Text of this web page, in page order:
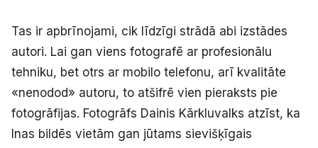
Tas ir apbrīnojami, cik līdzīgi strādā abi izstādes
autori. Lai gan viens fotografē ar profesionālu
tehniku, bet otrs ar mobilo telefonu, arī kvalitāte
«nenodod» autoru, to atšifrē vien pieraksts pie
fotogrāfijas. Fotogrāfs Dainis Kārkluvalks atzīst, ka
Inas bildēs vietām gan jūtams sievišķīgais